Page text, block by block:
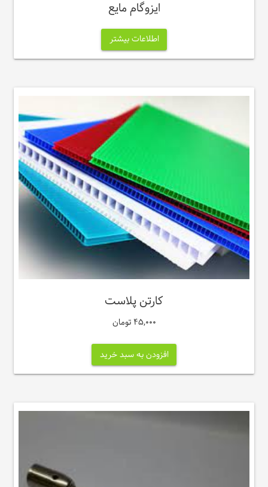
ایزوگام مایع
اطلاعات بیشتر
کارتن پلاست
45,000 تومان
افزودن به سبد خرید